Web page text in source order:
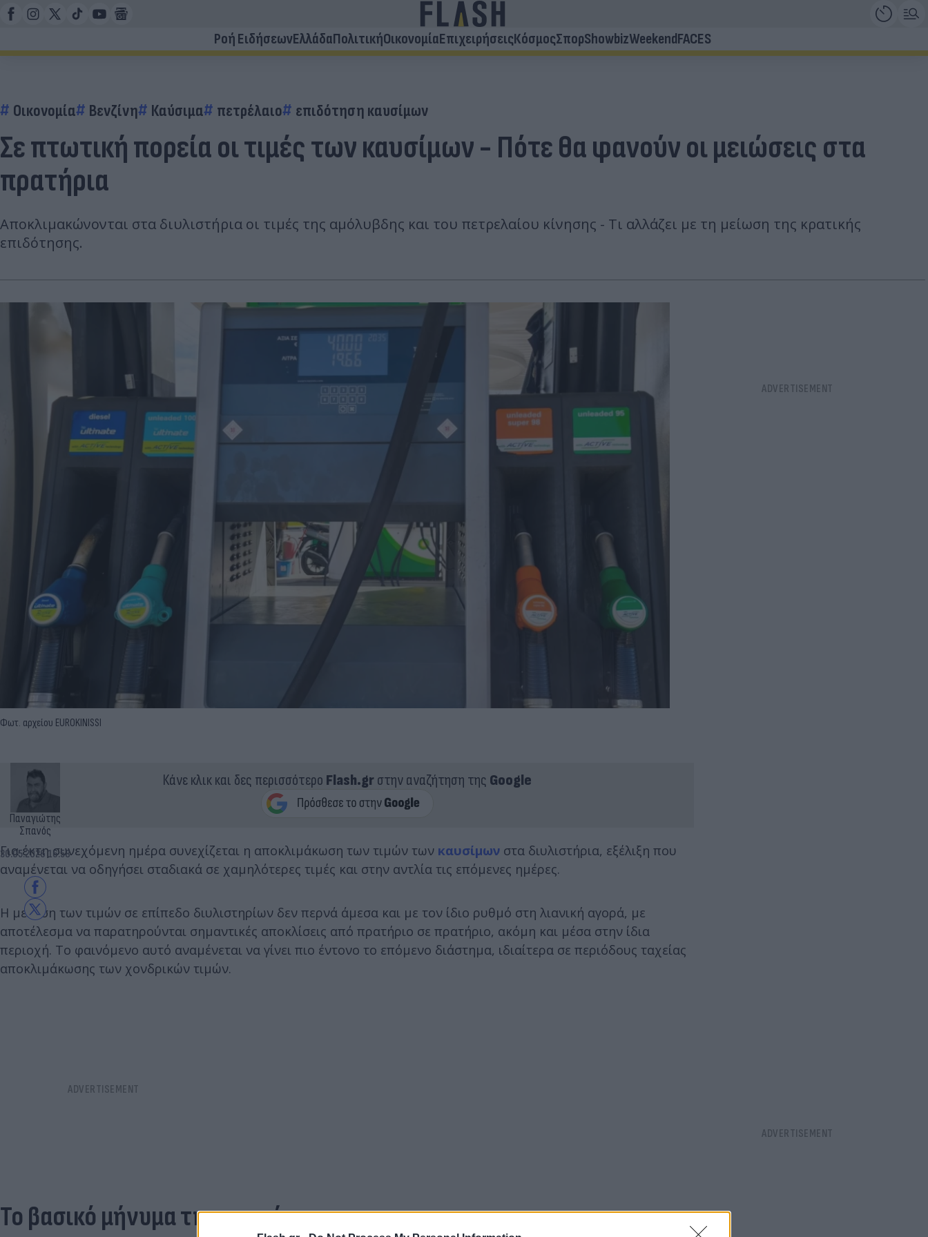
Ροή ΕιδήσεωνΕλλάδαΠολιτικήΟικονομίαΕπιχειρήσειςΚόσμοςΣπορShowbizWeekendFACES
Οικονομία Βενζίνη Καύσιμα πετρέλαιο επιδότηση καυσίμων
Σε πτωτική πορεία οι τιμές των καυσίμων - Πότε θα φανούν οι μειώσεις στα
πρατήρια
Αποκλιμακώνονται στα διυλιστήρια οι τιμές της αμόλυβδης και του πετρελαίου κίνησης - Τι αλλάζει με τη μείωση της κρατικής
επιδότησης.
Φωτ. αρχείου EUROKINISSI
Παναγιώτης
Σπανός
30.05.2026 16:58
Κάνε κλικ και δες περισσότερο Flash.grστην αναζήτηση της Google
Για έκτη συνεχόμενη ημέρα συνεχίζεται η αποκλιμάκωση των τιμών των καυσίμων στα διυλιστήρια, εξέλιξη που
αναμένεται να οδηγήσει σταδιακά σε χαμηλότερες τιμές και στην αντλία τις επόμενες ημέρες.
Η μείωση των τιμών σε επίπεδο διυλιστηρίων δεν περνά άμεσα και με τον ίδιο ρυθμό στη λιανική αγορά, με
αποτέλεσμα να παρατηρούνται σημαντικές αποκλίσεις από πρατήριο σε πρατήριο, ακόμη και μέσα στην ίδια
περιοχή. Το φαινόμενο αυτό αναμένεται να γίνει πιο έντονο το επόμενο διάστημα, ιδιαίτερα σε περιόδους ταχείας
αποκλιμάκωσης των χονδρικών τιμών.
Το βασικό μήνυμα της αγοράς